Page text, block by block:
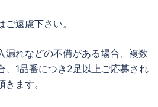
ご遠慮下さい。
漏れなどの不備がある場合、複数
、1品番につき2足以上ご応募され
ます。